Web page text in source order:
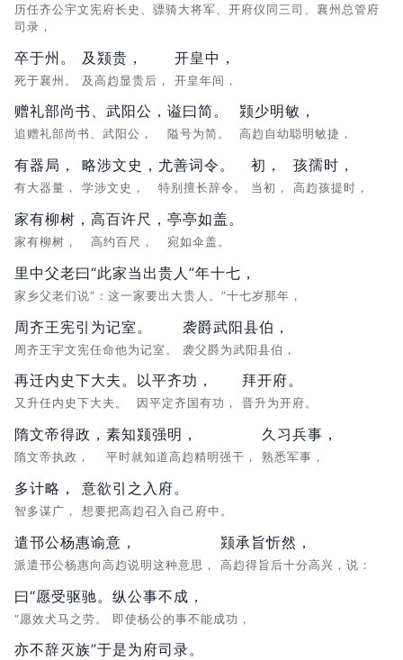
历任齐公宇文宪府长史、骠骑大将军、开府仪同三司、襄州总管府
司录，
卒于州。
死于襄州。
及颎贵，
及高赹显贵后，
开皇中，
开皇年间，
赠礼部尚书、武阳公，
追赠礼部尚书、武阳公，
谥曰简。
隘号为简。
颎少明敏，
高赹自幼聪明敏捷，
有器局，
有大器量，
略涉文史，
学涉文史，
尤善词令。
特别擅长辞令。
初，
当初，
孩孺时，
高赹孩提时，
家有柳树，
家有柳树，
高百许尺，
高约百尺，
亭亭如盖。
宛如伞盖。
里中父老曰“此家当出贵人”年十七，
家乡父老们说“：这一家要出大贵人。”十七岁那年，
周齐王宪引为记室。
周齐王宇文宪任命他为记室。
袭爵武阳县伯，
袭父爵为武阳县伯，
再迁内史下大夫。
又升任内史下大夫。
以平齐功，
因平定齐国有功，
拜开府。
晋升为开府。
隋文帝得政，
隋文帝执政，
素知颎强明，
平时就知道高赹精明强干，
久习兵事，
熟悉军事，
多计略，
智多谋广，
意欲引之入府。
想要把高赹召入自己府中。
遣邗公杨惠谕意，
派遣邗公杨惠向高赹说明这种意思，
颎承旨忻然，
高赹得旨后十分高兴，说：
曰“愿受驱驰。
“愿效犬马之劳。
纵公事不成，
即使杨公的事不能成功，
亦不辞灭族”于是为府司录。